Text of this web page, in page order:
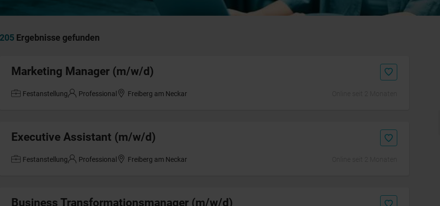
205 Ergebnisse gefunden
Marketing Manager (m/w/d)
Festanstellung Professional Freiberg am Neckar
Executive Assistant (m/w/d)
Festanstellung Professional Freiberg am Neckar
Business Transformationsmanager (m/w/d)